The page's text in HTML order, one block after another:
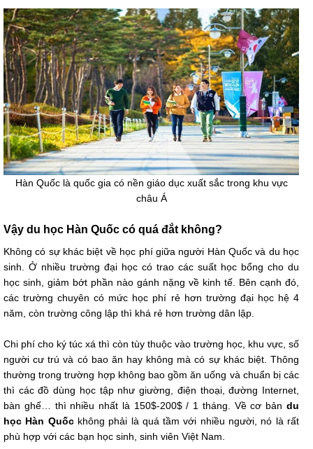
Hàn Quốc là quốc gia có nền giáo dục xuất sắc trong khu vực
châu Á
Vậy du học Hàn Quốc có quá đắt không?
Không có sự khác biệt về học phí giữa người Hàn Quốc và du học
sinh. Ở nhiều trường đại học có trao các suất học bổng cho du
học sinh, giảm bớt phần nào gánh nặng về kinh tế. Bên cạnh đó,
các trường chuyên có mức học phí rẻ hơn trường đại học hệ 4
năm, còn trường công lập thì khá rẻ hơn trường dân lập.
Chi phí cho ký túc xá thì còn tùy thuộc vào trường học, khu vực, số
người cư trú và có bao ăn hay không mà có sự khác biệt. Thông
thường trong trường hợp không bao gồm ăn uống và chuẩn bị các
thì các đồ dùng học tập như giường, điện thoại, đường Internet,
bàn ghế… thì nhiều nhất là 150$-200$ / 1 tháng. Về cơ bản du
học Hàn Quốckhông phải là quá tầm với nhiều người, nó là rất
phù hợp với các bạn học sinh, sinh viên Việt Nam.